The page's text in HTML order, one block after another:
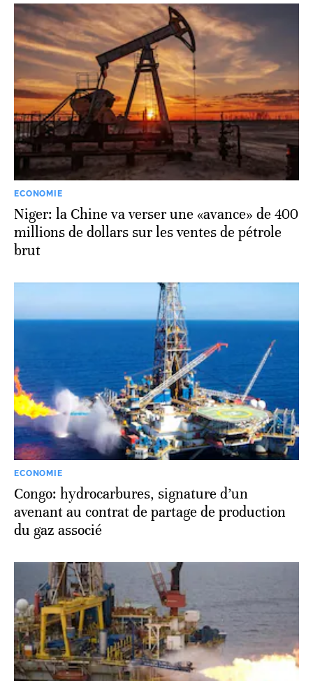
ECONOMIE
Niger: la Chine va verser une «avance» de 400
millions de dollars sur les ventes de pétrole
brut
ECONOMIE
Congo: hydrocarbures, signature d’un
avenant au contrat de partage de production
du gaz associé